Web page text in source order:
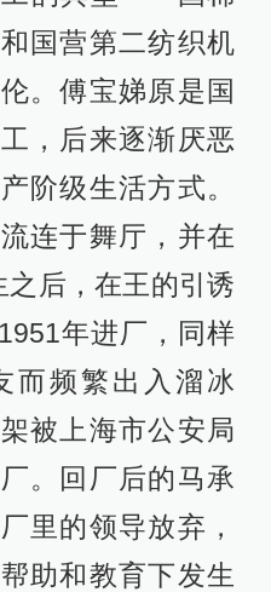
国营第二纺织机
。傅宝娣原是国
，后来逐渐厌恶
阶级生活方式。
连于舞厅，并在
之后，在王的引诱
年进厂，同样
而频繁出入溜冰
被上海市公安局
。回厂后的马承
里的领导放弃，
助和教育下发生